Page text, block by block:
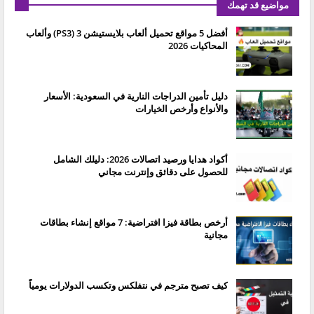
مواضيع قد تهمك
أفضل 5 مواقع تحميل ألعاب بلايستيشن 3 (PS3) وألعاب
المحاكيات 2026
دليل تأمين الدراجات النارية في السعودية: الأسعار
والأنواع وأرخص الخيارات
أكواد هدايا ورصيد اتصالات 2026: دليلك الشامل
للحصول على دقائق وإنترنت مجاني
أرخص بطاقة فيزا افتراضية: 7 مواقع إنشاء بطاقات
مجانية
كيف تصبح مترجم في نتفلكس وتكسب الدولارات يومياً